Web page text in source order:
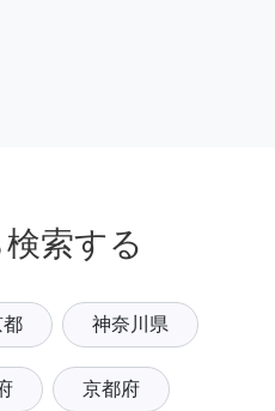
索する
都 神奈川県
京都府